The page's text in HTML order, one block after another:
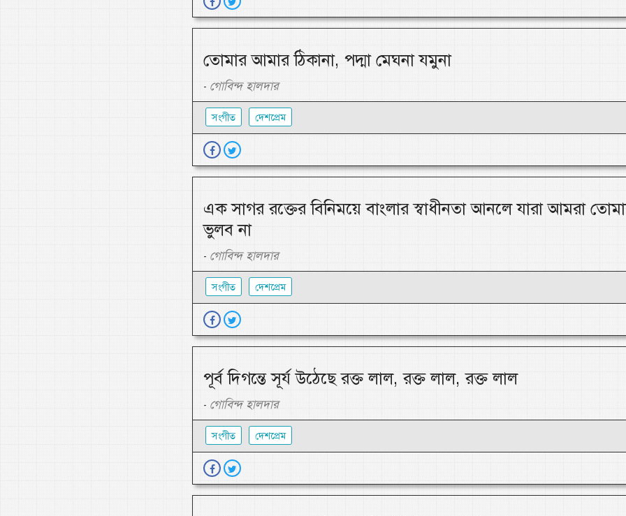
তোমার আমার ঠিকানা, পদ্মা মেঘনা যমুনা
- গোবিন্দ হালদার
সংগীত দেশপ্রেম
এক সাগর রক্তের বিনিময়ে বাংলার স্বাধীনতা আনলে যারা আমরা
ভুলব না
- গোবিন্দ হালদার
সংগীত দেশপ্রেম
পূর্ব দিগন্তে সূর্য উঠেছে রক্ত লাল, রক্ত লাল, রক্ত লাল
- গোবিন্দ হালদার
সংগীত দেশপ্রেম